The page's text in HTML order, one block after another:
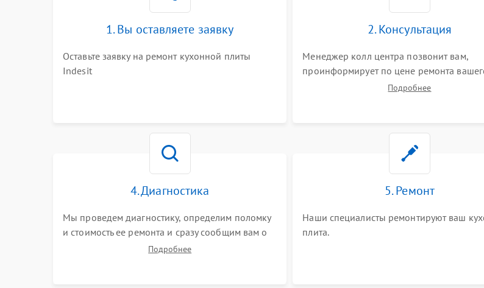
1. Вы оставляете заявку
Оставьте заявку на ремонт кухонной плиты
Indesit
2. Консультация
Менеджер колл центра позвонит вам,
проинформирует по цене ремонта
кухонной плиты а также ответит на все
Подробнее
4. Диагностика
Мы проведем диагностику, определим поломку
и стоимость ее ремонта и сразу сообщим вам о
сроках ее устраненияПодробнее
5. Ремонт
Наши специалисты ремонтируют ваш
плита.